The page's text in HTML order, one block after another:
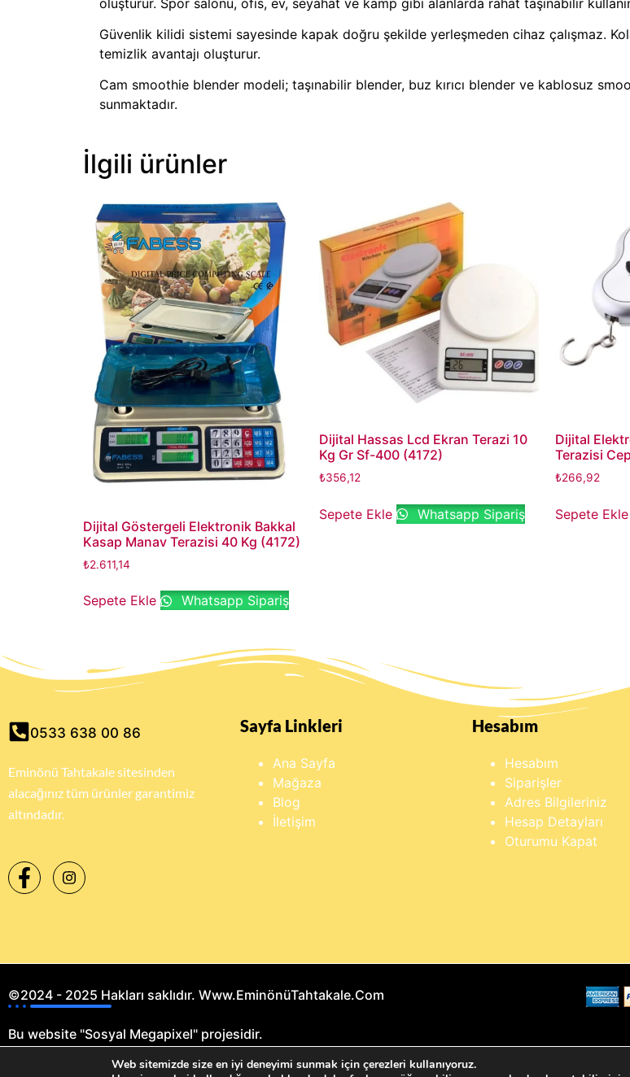
Güvenlik kilidi sistemi sayesinde kapak doğru şekilde yerleşmeden cihaz çalışmaz.
temizlik avantajı oluşturur.
Cam smoothie blender modeli; taşınabilir blender, buz kırıcı blender ve kablosuz
sunmaktadır.
İlgili ürünler
Dijital Göstergeli Elektronik Bakkal
Kasap Manav Terazisi 40 Kg (4172)
₺2.611,14
Sepete Ekle Whatsapp Sipariş
Dijital Hassas Lcd Ekran Terazi 10
Kg Gr Sf-400 (4172)
₺356,12
Sepete Ekle Whatsapp Sipariş
Dijital
Terazisi
₺266,92
Sepete Ekle
0533 638 00 86
Eminönü Tahtakale sitesinden
alacağınız tüm ürünler garantimiz
altındadır.
Sayfa Linkleri
Ana Sayfa
Mağaza
Blog
İletişim
Hesabım
Hesabım
Siparişler
Adres Bilgileriniz
Hesap Detayları
Oturumu Kapat
©2024 - 2025 Hakları saklıdır. Www.EminönüTahtakale.Com
Bu website "Sosyal Megapixel" projesidir.
Web sitemizde size en iyi deneyimi sunmak için çerezleri kullanıyoruz.